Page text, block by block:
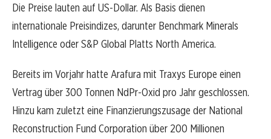
Die Preise lauten auf US-Dollar. Als Basis dienen
internationale Preisindizes, darunter Benchmark Minerals
Intelligence oder S&P Global Platts North America.
Bereits im Vorjahr hatte Arafura mit Traxys Europe einen
Vertrag über 300 Tonnen NdPr-Oxid pro Jahr geschlossen.
Hinzu kam zuletzt eine Finanzierungszusage der National
Reconstruction Fund Corporation über 200 Millionen